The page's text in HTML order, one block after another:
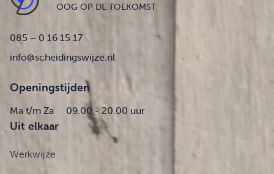
OOG OP DE TOEKOMST
085 – 0 16 15 17
info@scheidingswijze.nl
Openingstijden
Ma t/m Za 09.00 - 20.00 uur
Uit elkaar
Werkwijze